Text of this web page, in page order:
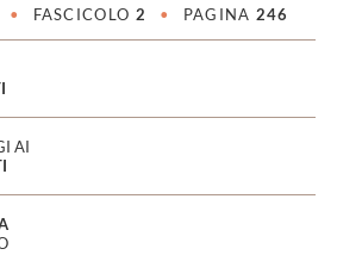
• FASCICOLO 2 • PAGINA 246
AI